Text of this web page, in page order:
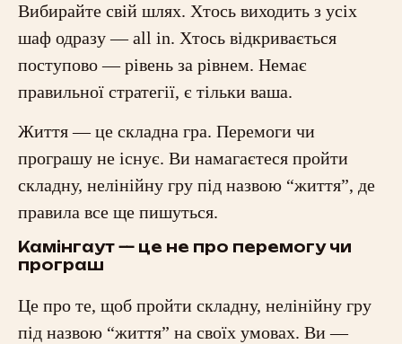
Вибирайте свій шлях. Хтось виходить з усіх
шаф одразу — all in. Хтось відкривається
поступово — рівень за рівнем. Немає
правильної стратегії, є тільки ваша.
Життя — це складна гра. Перемоги чи
програшу не існує. Ви намагаєтеся пройти
складну, нелінійну гру під назвою “життя”, де
правила все ще пишуться.
Камінгаут — це не про перемогу чи
програш
Це про те, щоб пройти складну, нелінійну гру
під назвою “життя” на своїх умовах. Ви —